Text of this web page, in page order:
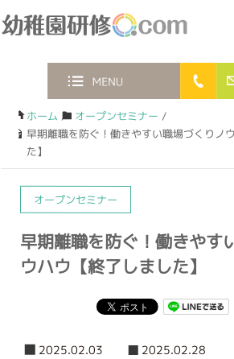
MENU
ホーム / オープンセミナー /
早期離職を防ぐ！働きやすい職場づくりノ
た】
オープンセミナー
早期離職を防ぐ！働きやす
ウハウ【終了しました】
2025.02.03 2025.02.28